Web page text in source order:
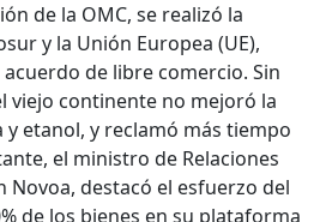
de la OMC, se realizó la
y la Unión Europea (UE),
de libre comercio. Sin
viejo continente no mejoró la
etanol, y reclamó más tiempo
el ministro de Relaciones
Novoa, destacó el esfuerzo del
de los bienes en su plataforma